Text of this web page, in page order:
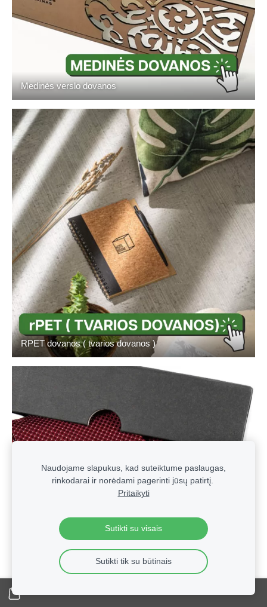
Medinės verslo dovanos
RPET dovanos ( tvarios dovanos )
Vyriški kaklaraiščiai
Naudojame slapukus, kad suteiktume paslaugas,
rinkodarai ir norėdami pagerinti jūsų patirtį.
Pritaikyti
Sutikti su visais
Sutikti tik su būtinais